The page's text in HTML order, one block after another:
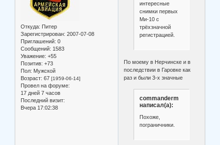
Откуда: Питер
Зарегистрирован: 2007-07-08
Приглашений: 0
Сообщений: 1583
Уважение: +55
Позитив: +73
Пол: Мужской
Возраст: 67 [1959-06-14]
Провел на форуме:
17 дней 7 часов
Последний визит:
Вчера 17:02:38
интересные
снимки первых
Ми-10 с
трёхзначной
регистрацией.
По моему в Нерчинске и в
последствии в Гаровке как
раз и были 3-х значные
commanderm
написал(а):
Похоже,
пограничники.